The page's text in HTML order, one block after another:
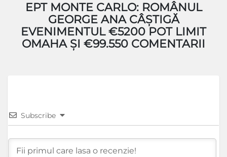
EPT MONTE CARLO: ROMÂNUL
GEORGE ANA CÂȘTIGĂ
EVENIMENTUL €5200 POT LIMIT
OMAHA ȘI €99.550 COMENTARII
Subscribe